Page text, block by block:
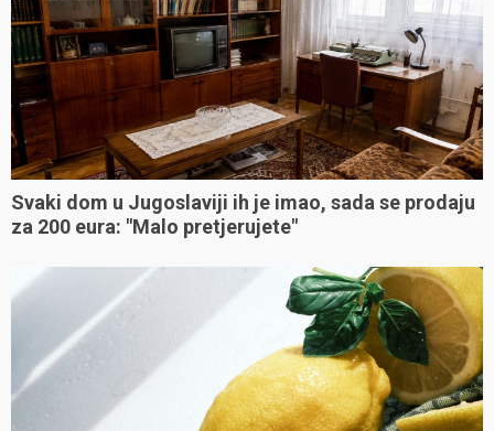
Svaki dom u Jugoslaviji ih je imao, sada se prodaju
za 200 eura: "Malo pretjerujete"